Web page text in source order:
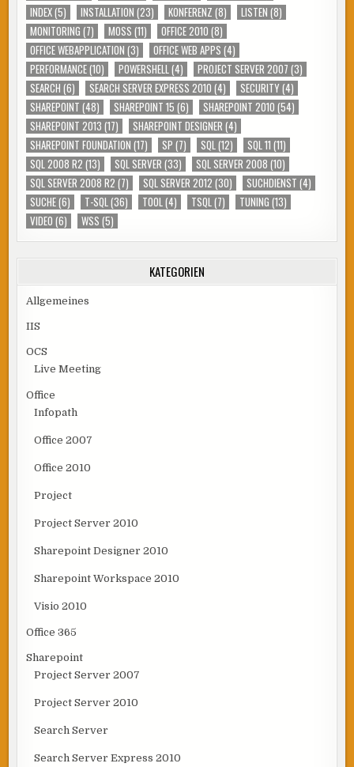
INDEX(5) INSTALLATION (23) KONFERENZ (8) LISTEN (8)
MONITORING (7) MOSS (11) OFFICE 2010 (8)
OFFICE WEBAPPLICATION (3) OFFICE WEB APPS (4)
PERFORMANCE(10) POWERSHELL (4) PROJECT SERVER 2007 (3)
SEARCH (6) SEARCH SERVER EXPRESS 2010 (4) SECURITY(4)
SHAREPOINT (48) SHAREPOINT 15 (6) SHAREPOINT 2010 (54)
SHAREPOINT 2013 (17) SHAREPOINT DESIGNER (4)
SHAREPOINT FOUNDATION (17) SP (7) SQL (12) SQL 11 (11)
SQL 2008 R2 (13) SQL SERVER (33) SQL SERVER 2008 (10)
SQL SERVER 2008 R2 (7) SQL SERVER 2012 (30) SUCHDIENST (4)
SUCHE(6) T-SQL (36) TOOL (4) TSQL (7) TUNING (13)
VIDEO (6) WSS (5)
KATEGORIEN
Allgemeines
IIS
OCS
Live Meeting
Office
Infopath
Office 2007
Office 2010
Project
Project Server 2010
Sharepoint Designer 2010
Sharepoint Workspace 2010
Visio 2010
Office 365
Sharepoint
Project Server 2007
Project Server 2010
Search Server
Search Server Express 2010